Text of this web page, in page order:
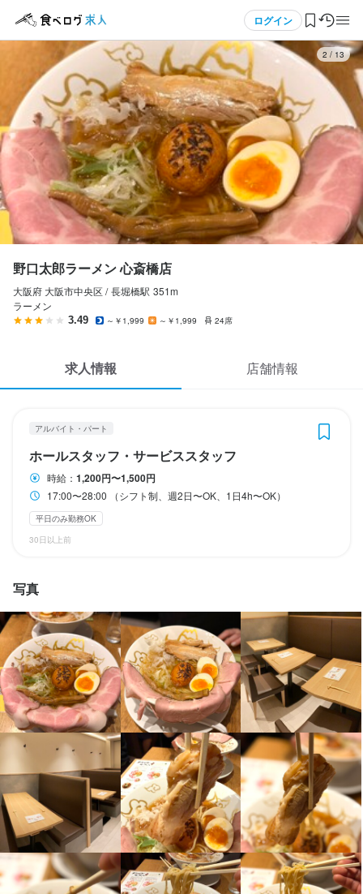
ログイン
ログイン・無料会員登録
食べログ求人TOP
求人検索
マイページ管理
気になる求人
検索履歴・保存した条件
応募履歴
ヘルプ・お問い合わせフォーム
掲載をご検討の店舗様へ
企業情報
3 / 13
野口太郎ラーメン 心斎橋店
大阪府 大阪市中央区 / 長堀橋駅 351m
ラーメン
3.49 ～￥1,999 ～￥1,999 24席
求人情報 店舗情報
アルバイト・パート
ホールスタッフ・サービススタッフ
時給： 1,200円〜1,500円
17:00〜28:00 （シフト制、週2日〜OK、1日4h〜OK）
平日のみ勤務OK
30日以上前
写真
アルバイト・パート 野口太郎ラーメン 心斎橋店
ホールスタッフ・サービススタッフ
ホールスタッフ・サービススタッフ
時給 1,200円〜1,500円
昇給あり 交通費支給 扶養内勤務OK
研修期間
収入例
▽23:00～翌4:00　時給1500円×5h＝7500円
▽17:00〜23:00 時給1200円×5h+1500円+1h=7500円
勤務時間
週2日からOK
週4日以上OK 自由シフト制(毎回、時間・曜日を選べる)
休日・休暇
2週間ごとのシフト制
待遇
契約期間の定めなし
受動喫煙防止措置：屋内原則禁煙
まかない・食事補助あり 制服貸与 研修制度あり
特徴
学歴不問 フリーター歓迎 大学生歓迎
女性活躍中
駅チカ(徒歩5分以内)
スタッフの平均年齢20代 面接1回 即日勤務OK
仕事内容
仕事内容
◆お仕事内容  お仕事内容はとってもシンプル◎  【1】お客様のご
応募画面へ進む